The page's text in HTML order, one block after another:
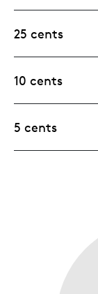
25 cents
10 cents
5 cents